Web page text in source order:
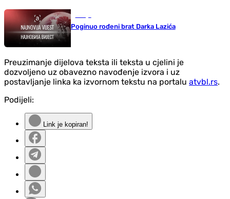
Poginuo rođeni brat Darka Lazića
Preuzimanje dijelova teksta ili teksta u cjelini je
dozvoljeno uz obavezno navođenje izvora i uz
postavljanje linka ka izvornom tekstu na portalu atvbl.rs.
Podijeli:
Link je kopiran!